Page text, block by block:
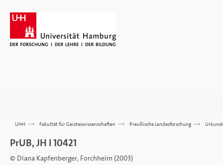
UHH >>> Fakultät für Geisteswissenschaften >>> Preußische Landesforschung >>>
PrUB, JH I 10421
© Diana Kapfenberger, Forchheim (2003)